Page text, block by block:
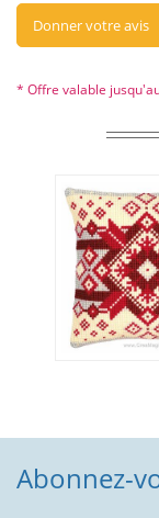
Donner votre avis
* Offre valable
Abonnez-